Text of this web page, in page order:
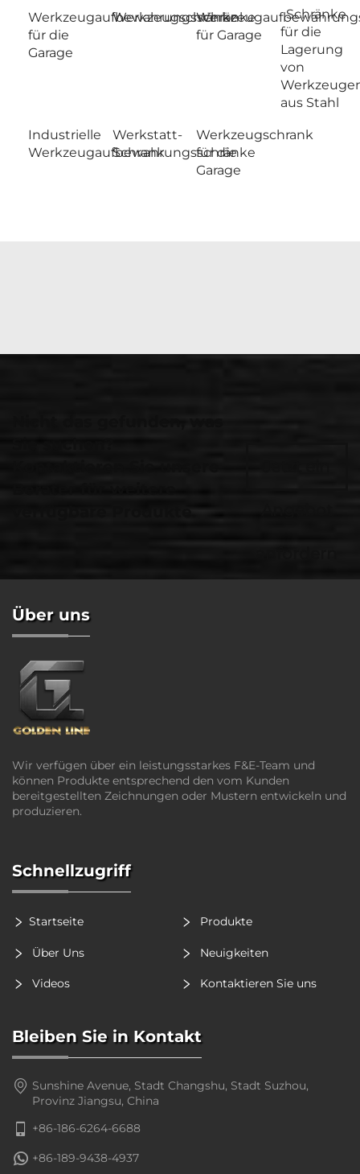
Werkzeugaufbewahrungsschränke
für die
Garage
Werkzeugschränke
für Garage
Schränke
für die
Lagerung
von
aus Stahl
Industrielle
Werkzeugaufbewahrungsschränke
Werkstatt-
Schrank
Werkzeugschrank
für die
Garage
Über uns
Wir verfügen über ein leistungsstarkes F&E-Team und
können Produkte entsprechend den vom Kunden
bereitgestellten Zeichnungen oder Mustern entwickeln und
produzieren.
Schnellzugriff
Startseite Produkte
Über Uns Neuigkeiten
Videos Kontaktieren Sie uns
Bleiben Sie in Kontakt
Sunshine Avenue, Stadt Changshu, Stadt Suzhou,
Provinz Jiangsu, China
+86-186-6264-6688
+86-189-9438-4937